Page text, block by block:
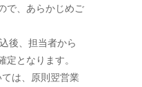
で、あらかじめご
後、担当者から
となります。
は、原則翌営業